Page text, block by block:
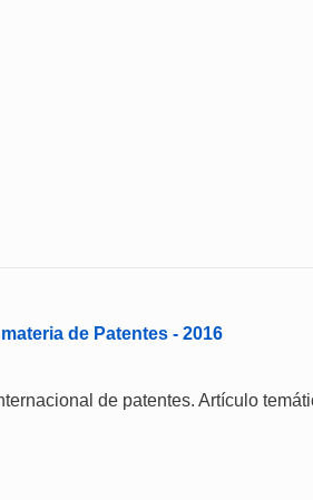
de Patentes - 2016
de patentes. Artículo